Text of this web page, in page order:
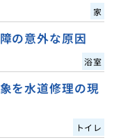
家
の意外な原因
浴室
を水道修理の現
トイレ